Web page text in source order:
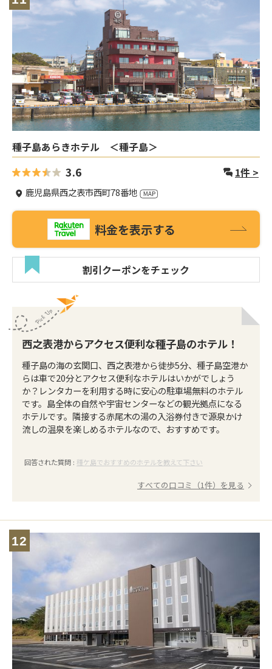
種子島あらきホテル ＜種子島＞
3.6 1件 >
鹿児島県西之表市西町78番地
料金を表示する
割引クーポンをチェック
西之表港からアクセス便利な種子島のホテル！
種子島の海の玄関口、西之表港から徒歩5分、種子島空港か
らは車で20分とアクセス便利なホテルはいかがでしょう
か？レンタカーを利用する時に安心の駐車場無料のホテル
です。島全体の自然や宇宙センターなどの観光拠点になる
ホテルです。隣接する赤尾木の湯の入浴券付きで源泉かけ
流しの温泉を楽しめるホテルなので、おすすめです。
回答された質問 : 種ケ島でおすすめのホテルを教えて下さい
すべての口コミ（1件）を見る
12